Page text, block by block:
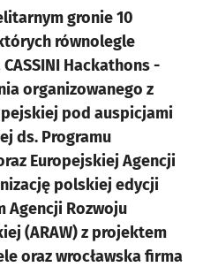
gronie 10
równolegle
Hackathons -
organizowanego z
pod auspicjami
ds. Programu
Europejskiej Agencji
polskiej edycji
Agencji Rozwoju
(ARAW) z projektem
oraz wrocławska firma